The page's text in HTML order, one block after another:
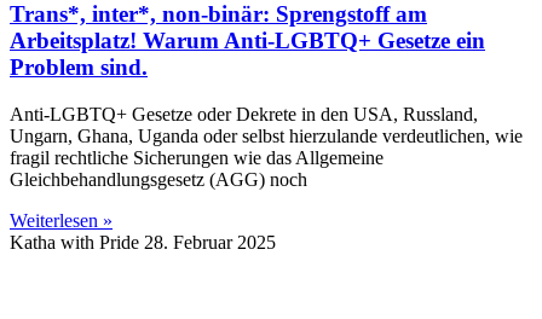
Trans*, inter*, non-binär: Sprengstoff am
Arbeitsplatz! Warum Anti-LGBTQ+ Gesetze ein
Problem sind.
Anti-LGBTQ+ Gesetze oder Dekrete in den USA, Russland,
Ungarn, Ghana, Uganda oder selbst hierzulande verdeutlichen, wie
fragil rechtliche Sicherungen wie das Allgemeine
Gleichbehandlungsgesetz (AGG) noch
Weiterlesen »
Katha with Pride 28. Februar 2025